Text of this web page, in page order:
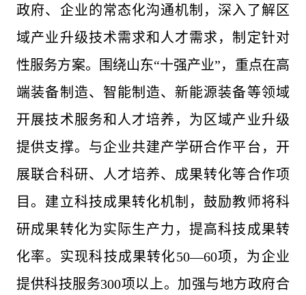
政府、企业的常态化沟通机制，深入了解区
域产业升级技术需求和人才需求，制定针对
性服务方案。围绕山东“十强产业”，重点在高
端装备制造、智能制造、新能源装备等领域
开展技术服务和人才培养，为区域产业升级
提供支撑。与企业共建产学研合作平台，开
展联合科研、人才培养、成果转化等合作项
目。建立科技成果转化机制，鼓励教师将科
研成果转化为实际生产力，提高科技成果转
化率。实现科技成果转化50—60项，为企业
提供科技服务300项以上。加强与地方政府合